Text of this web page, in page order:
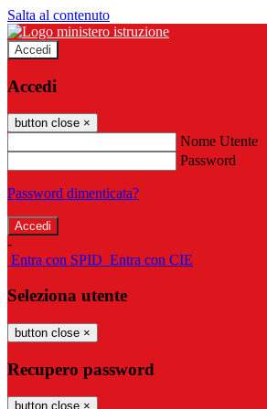
Salta al contenuto
Accedi
Accedi
button close ×
Nome Utente
Password
Password dimenticata?
-
Entra con SPID Entra con CIE
Seleziona utente
button close ×
Recupero password
button close ×